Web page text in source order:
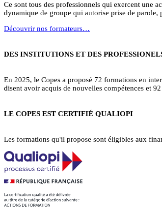
Ce sont tous des professionnels qui exercent une
dynamique de groupe qui autorise prise de parole,
Découvrir nos formateurs…
DES INSTITUTIONS ET DES
En 2025, le Copes a proposé 72 formations en
disent avoir acquis de nouvelles compétences et
LE COPES EST CERTIFIÉ QUALIOPI
Les formations qu'il propose sont éligibles aux